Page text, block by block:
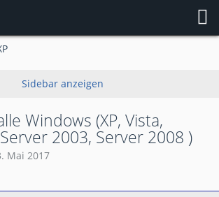
Windows (XP, Vista,
2003, Server 2008 )
Mai 2017